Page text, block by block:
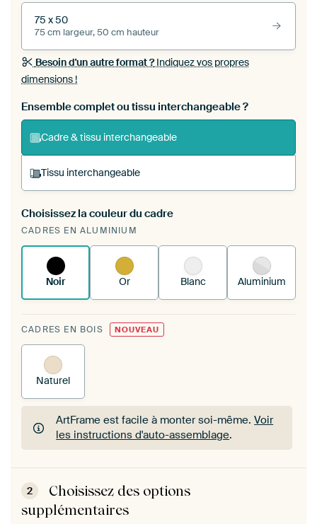
75 x 50
75 cm largeur, 50 cm hauteur
Besoin d'un autre format ?Indiquez vos propres
dimensions !
Ensemble complet ou tissu interchangeable ?
Cadre & tissu interchangeable
Tissu interchangeable
Vous tendez une nouvelle impression dans
votre cadre d'art existant
fonctionne.
Choisissez la couleur du cadre
CADRES EN ALUMINIUM
Noir Or Blanc Aluminium
CADRES EN BOIS NOUVEAU
Naturel
ArtFrame est facile à monter soi-même.Voir
les instructions d'auto-assemblage.
ArtFrame est facile à monter soi-même.Voir
les instructions d'auto-assemblage
2
supplémentaires